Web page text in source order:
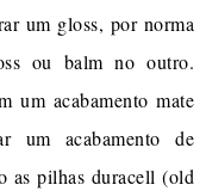
um gloss, por norma
ou balm no outro.
um acabamento mate
um acabamento de
as pilhas duracell (old